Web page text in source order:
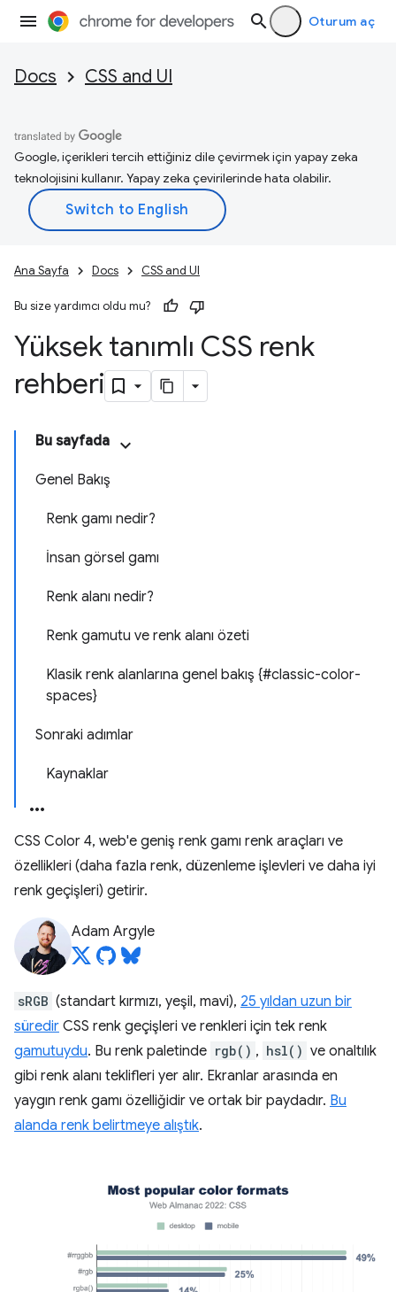
Oturum aç
Docs CSS and UI
Google, içerikleri tercih ettiğiniz dile çevirmek için yapay zeka
teknolojisini kullanır. Yapay zeka çevirilerinde hata olabilir.
Ana Sayfa Docs CSS and UI
Bu size yardımcı oldu mu?
Yüksek tanımlı CSS renk
rehberi
Bu sayfada
Genel Bakış
Renk gamı nedir?
İnsan görsel gamı
Renk alanı nedir?
Renk gamutu ve renk alanı özeti
Klasik renk alanlarına genel bakış {#classic-color-
spaces}
Sonraki adımlar
Kaynaklar
CSS Color 4, web'e geniş renk gamı renk araçları ve
özellikleri (daha fazla renk, düzenleme işlevleri ve daha iyi
renk geçişleri) getirir.
Adam Argyle
sRGB (standart kırmızı, yeşil, mavi), 25 yıldan uzun bir
süredir CSS renk geçişleri ve renkleri için tek renk
gamutuydu. Bu renk paletinde rgb() , hsl() ve onaltılık
gibi renk alanı teklifleri yer alır. Ekranlar arasında en
yaygın renk gamı özelliğidir ve ortak bir paydadır. Bu
alanda renk belirtmeye alıştık.